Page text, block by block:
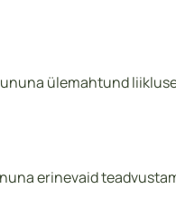
ülemahtund
erinevaid